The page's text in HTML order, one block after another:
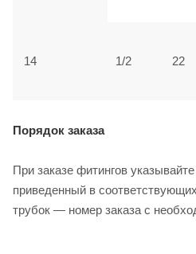
14 1/2 22
Порядок заказа
При заказе фитингов
приведенный в
трубок — номер заказа с